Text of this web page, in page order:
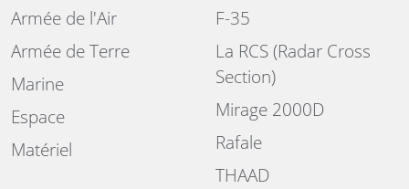
Armée de l'Air
Armée de Terre
Marine
Espace
Matériel
F-35
La RCS (Radar Cross
Section)
Mirage 2000D
Rafale
THAAD